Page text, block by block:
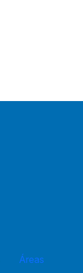
Áreas